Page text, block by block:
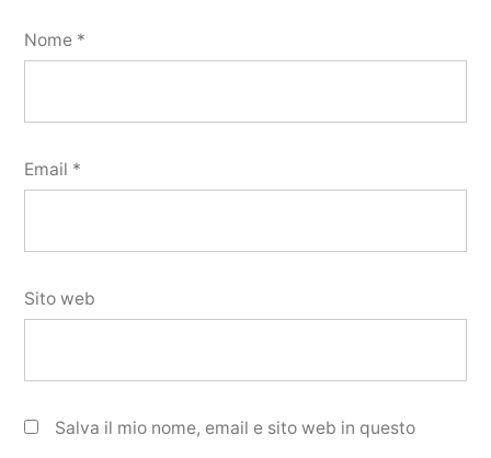
Nome *
Email *
Sito web
Salva il mio nome, email e sito web in questo